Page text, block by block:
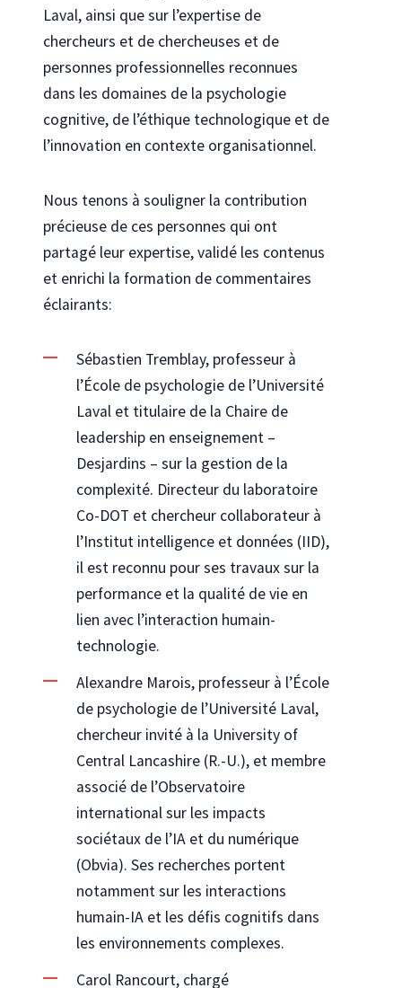
Laval, ainsi que sur l’expertise de
chercheurs et de chercheuses et de
personnes professionnelles reconnues
dans les domaines de la psychologie
cognitive, de l’éthique technologique et de
l’innovation en contexte organisationnel.
Nous tenons à souligner la contribution
précieuse de ces personnes qui ont
partagé leur expertise, validé les contenus
et enrichi la formation de commentaires
éclairants:
Sébastien Tremblay, professeur à
l’École de psychologie de l’Université
Laval et titulaire de la Chaire de
leadership en enseignement –
Desjardins – sur la gestion de la
complexité. Directeur du laboratoire
Co-DOT et chercheur collaborateur à
l’Institut intelligence et données (IID),
il est reconnu pour ses travaux sur la
performance et la qualité de vie en
lien avec l’interaction humain-
technologie.
Alexandre Marois, professeur à l’École
de psychologie de l’Université Laval,
chercheur invité à la University of
Central Lancashire (R.-U.), et membre
associé de l’Observatoire
international sur les impacts
sociétaux de l’IA et du numérique
(Obvia). Ses recherches portent
notamment sur les interactions
humain-IA et les défis cognitifs dans
les environnements complexes.
Carol Rancourt, chargé